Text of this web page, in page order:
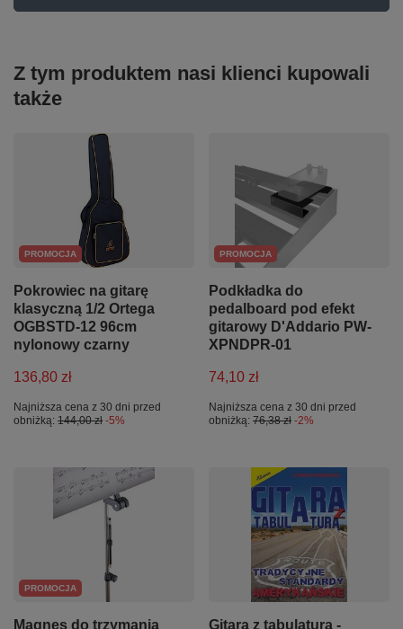
Z tym produktem nasi klienci kupowali
także
PROMOCJA
Pokrowiec na gitarę
klasyczną 1/2 Ortega
OGBSTD-12 96cm
nylonowy czarny
136,80 zł
Najniższa cena z 30 dni przed
obniżką: 144,00 zł -5%
PROMOCJA
Podkładka do
pedalboard pod efekt
gitarowy D'Addario PW-
XPNDPR-01
74,10 zł
Najniższa cena z 30 dni przed
obniżką: 76,38 zł -2%
PROMOCJA
Magnes do trzymania Gitara z tabulaturą -